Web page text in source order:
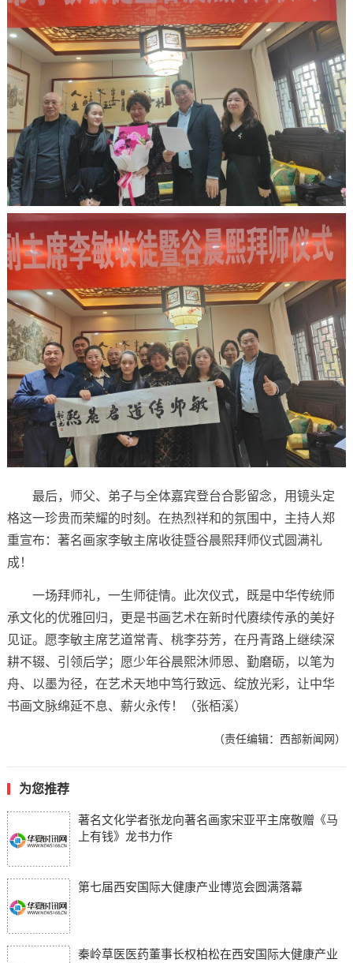
最后，师父、弟子与全体嘉宾登台合影留念，用镜头定
格这一珍贵而荣耀的时刻。在热烈祥和的氛围中，主持人郑
重宣布：著名画家李敏主席收徒暨谷晨熙拜师仪式圆满礼
成！
一场拜师礼，一生师徒情。此次仪式，既是中华传统师
承文化的优雅回归，更是书画艺术在新时代赓续传承的美好
见证。愿李敏主席艺道常青、桃李芬芳，在丹青路上继续深
耕不辍、引领后学；愿少年谷晨熙沐师恩、勤磨砺，以笔为
舟、以墨为径，在艺术天地中笃行致远、绽放光彩，让中华
书画文脉绵延不息、薪火永传！（张栢溪）
（责任编辑：西部新闻网）
为您推荐
著名文化学者张龙向著名画家宋亚平主席敬赠《马
上有钱》龙书力作
第七届西安国际大健康产业博览会圆满落幕
秦岭草医医药董事长权柏松在西安国际大健康产业